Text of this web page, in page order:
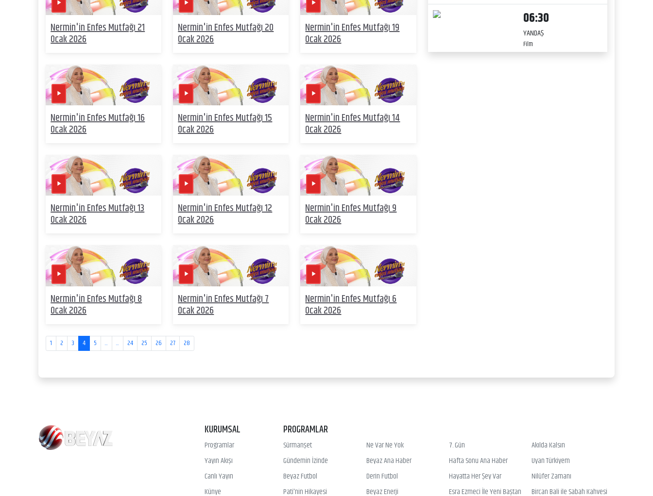
Nermin'in Enfes Mutfağı 21
Ocak 2026
Nermin'in Enfes Mutfağı 20
Ocak 2026
Nermin'in Enfes Mutfağı 19
Ocak 2026
Nermin'in Enfes Mutfağı 16
Ocak 2026
Nermin'in Enfes Mutfağı 15
Ocak 2026
Nermin'in Enfes Mutfağı 14
Ocak 2026
Nermin'in Enfes Mutfağı 13
Ocak 2026
Nermin'in Enfes Mutfağı 12
Ocak 2026
Nermin'in Enfes Mutfağı 9
Ocak 2026
Nermin'in Enfes Mutfağı 8
Ocak 2026
Nermin'in Enfes Mutfağı 7
Ocak 2026
Nermin'in Enfes Mutfağı 6
Ocak 2026
1 2 3 4 5 ... ... 24 25 26 27 28
06:30
YANDAŞ
Film
KURUMSAL
Programlar
Yayın Akışı
Canlı Yayın
Künye
PROGRAMLAR
Sürmanşet Ne Var Ne Yok 7. Gün
Akılda Kalsın
Gündemin İzinde
Beyaz Ana Haber Hafta Sonu Ana Haber
Uyan Türkiyem
Beyaz Futbol
Derin Futbol Hayatta Her Şey Var
Nilüfer Zamanı
Pati'nin Hikayesi
Beyaz Enerji Esra Ezmeci İle Yeni Baştan Bircan Bali ile Sabah Kahvesi